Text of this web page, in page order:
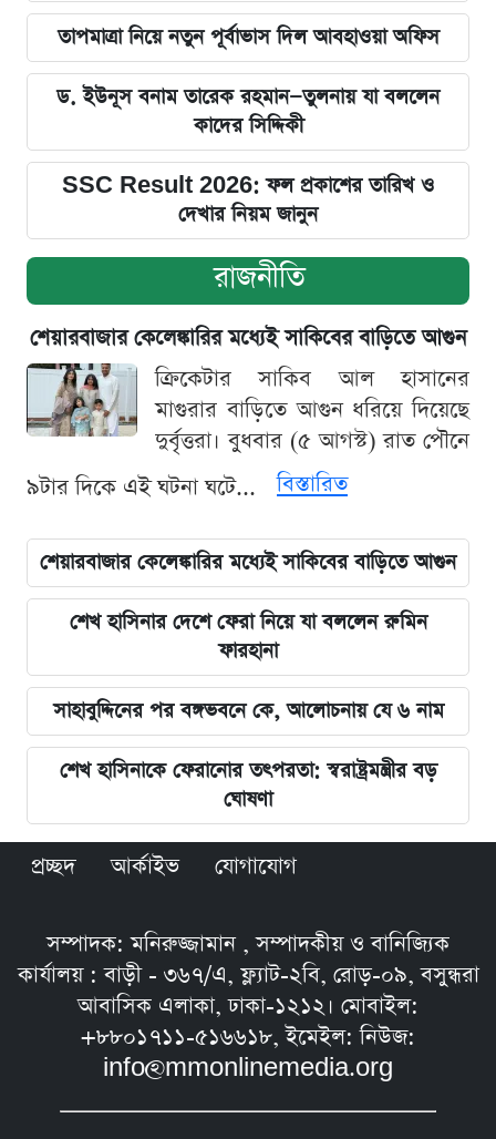
তাপমাত্রা নিয়ে নতুন পূর্বাভাস দিল আবহাওয়া অফিস
ড. ইউনূস বনাম তারেক রহমান—তুলনায় যা বললেন
কাদের সিদ্দিকী
SSC Result 2026: ফল প্রকাশের তারিখ ও
দেখার নিয়ম জানুন
রাজনীতি
শেয়ারবাজার কেলেঙ্কারির মধ্যেই সাকিবের বাড়িতে আগুন
ক্রিকেটার সাকিব আল হাসানের
মাগুরার বাড়িতে আগুন ধরিয়ে দিয়েছে
দুর্বৃত্তরা। বুধবার (৫ আগস্ট) রাত পৌনে
৯টার দিকে এই ঘটনা ঘটে...
বিস্তারিত
শেয়ারবাজার কেলেঙ্কারির মধ্যেই সাকিবের বাড়িতে আগুন
শেখ হাসিনার দেশে ফেরা নিয়ে যা বললেন রুমিন
ফারহানা
সাহাবুদ্দিনের পর বঙ্গভবনে কে, আলোচনায় যে ৬ নাম
শেখ হাসিনাকে ফেরানোর তৎপরতা: স্বরাষ্ট্রমন্ত্রীর বড়
ঘোষণা
প্রচ্ছদ আর্কাইভ যোগাযোগ
সম্পাদক: মনিরুজ্জামান , সম্পাদকীয় ও বানিজ্যিক
কার্যালয় : বাড়ী - ৩৬৭/এ, ফ্ল্যাট-২বি, রোড়-০৯, বসুন্ধরা
আবাসিক এলাকা, ঢাকা-১২১২। মোবাইল:
+৮৮০১৭১১-৫১৬৬১৮, ইমেইল: নিউজ:
info@mmonlinemedia.org